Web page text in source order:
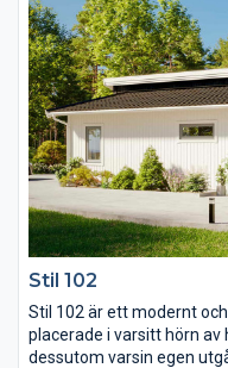
Stil 102
Stil 102 är ett modernt
placerade i varsitt hörn
dessutom varsin egen